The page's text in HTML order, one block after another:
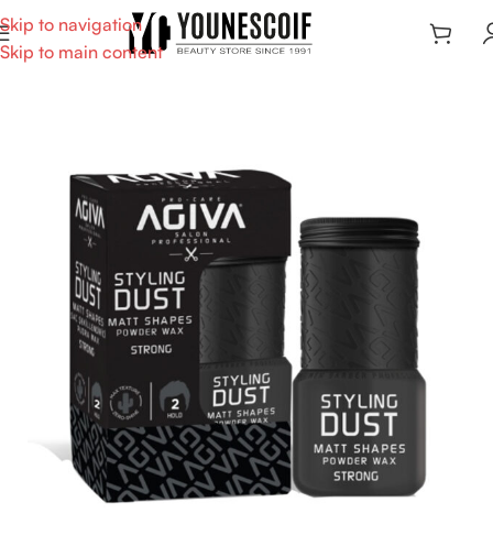
Skip to navigation
Skip to main content